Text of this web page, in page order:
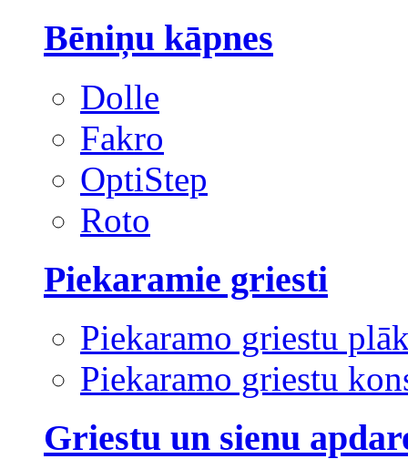
Bēniņu kāpnes
Dolle
Fakro
OptiStep
Roto
Piekaramie griesti
Piekaramo griestu
Piekaramo griestu
Griestu un sienu